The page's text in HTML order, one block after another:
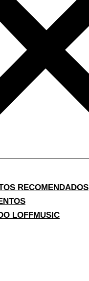
RECOMENDADOS
LOFFMUSIC